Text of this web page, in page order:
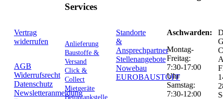
Vertrag
widerrufen
AGB
Widerrufsrecht
Datenschutz
Newsletteranmeldung
Services
Anlieferung
Baustoffe &
Versand
Click &
Collect
Mietgeräte
Betontankstelle
Standorte
&
Ansprechpartner
Stellenangebote
Nowebau
EUROBAUSTOFF
Aschwarden:
Montag-
Freitag:
7:30-17:00
Uhr
Samstag:
7:30-12:00